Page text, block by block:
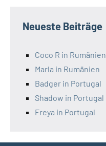
Neueste Beiträge
Coco R in Rumänien
Marla in Rumänien
Badger in Portugal
Shadow in Portugal
Freya in Portugal